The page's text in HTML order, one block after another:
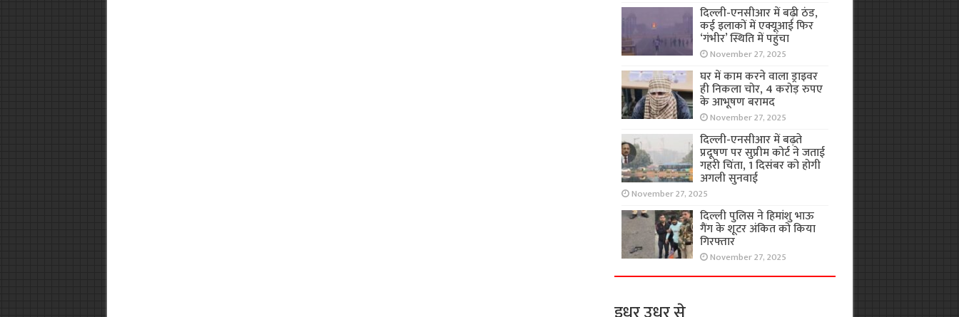
दिल्ली-एनसीआर में बढ़ी ठंड,
कई इलाकों में एक्यूआई फिर
‘गंभीर’ स्थिति में पहुंचा
November 27, 2025
घर में काम करने वाला ड्राइवर
ही निकला चोर, 4 करोड़ रुपए
के आभूषण बरामद
November 27, 2025
दिल्ली-एनसीआर में बढ़ते
प्रदूषण पर सुप्रीम कोर्ट ने जताई
गहरी चिंता, 1 दिसंबर को होगी
अगली सुनवाई
November 27, 2025
दिल्ली पुलिस ने हिमांशु भाऊ
गैंग के शूटर अंकित को किया
गिरफ्तार
November 27, 2025